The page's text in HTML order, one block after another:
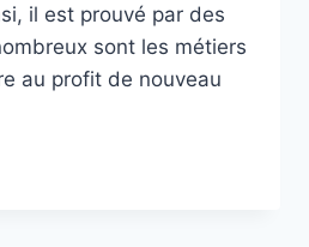
il est prouvé par des
sont les métiers
au profit de nouveau